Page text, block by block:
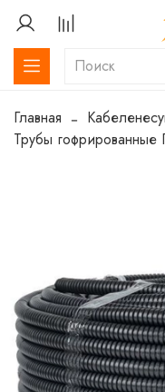
Главная
Трубы